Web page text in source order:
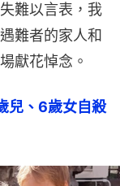
難以言表，我
難者的家人和
獻花悼念。
兒、6歲女自殺